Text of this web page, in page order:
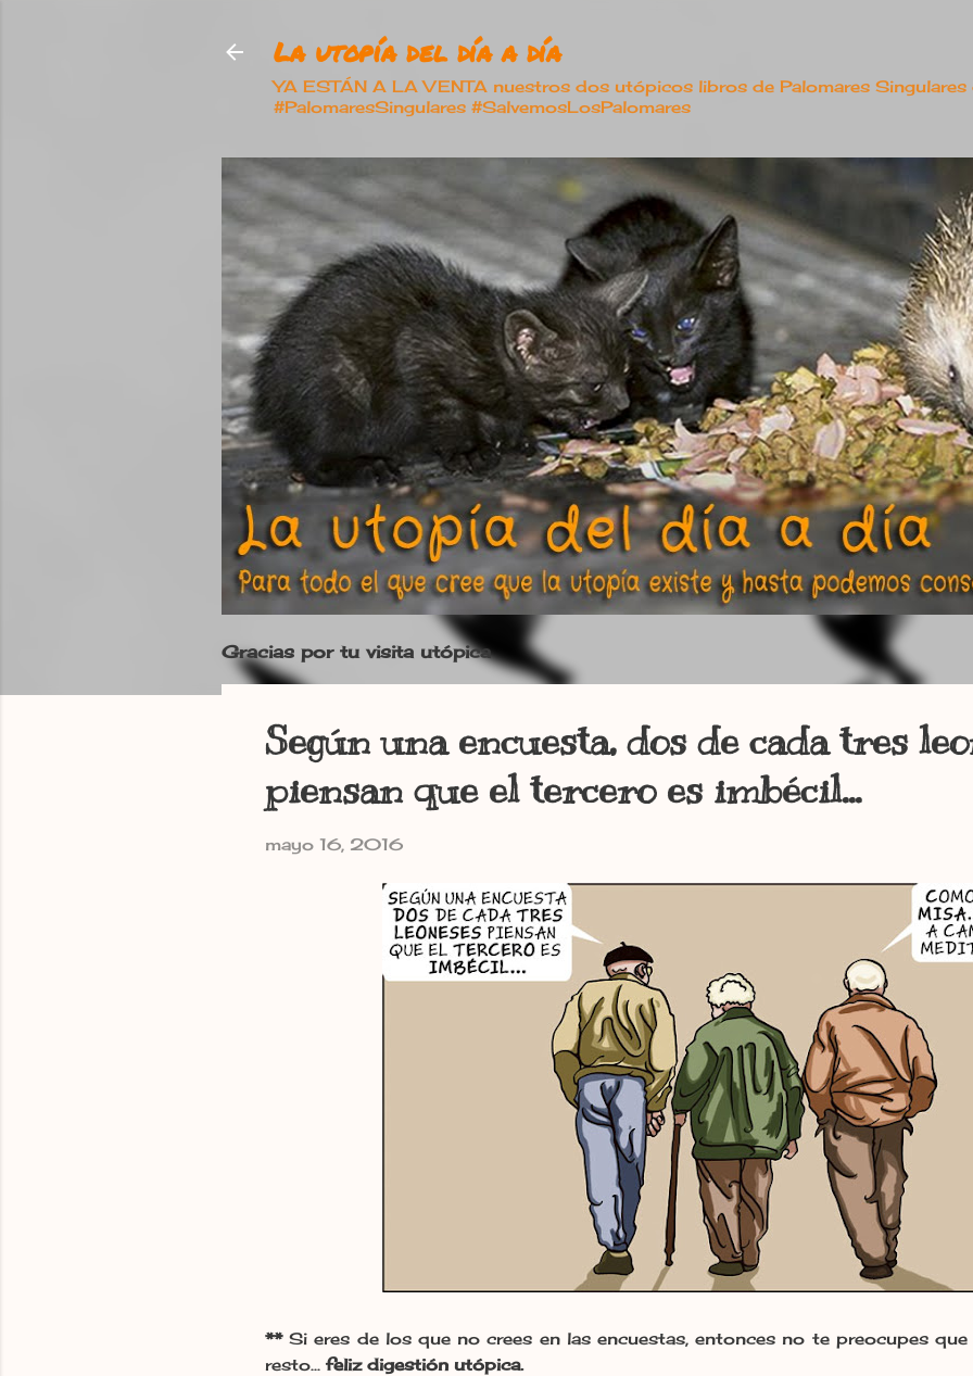
La utopía del día a día
YA ESTÁN A LA VENTA nuestros dos utópicos libros de Palomares Singulares
#PalomaresSingulares #SalvemosLosPalomares
Gracias por tu visita utópica
Según una encuesta, dos de cada tres
piensan que el tercero es imbécil...
mayo 16, 2016
**Si eres de los que no crees en las encuestas, entonces no te preocupes
resto... feliz digestión utópica.